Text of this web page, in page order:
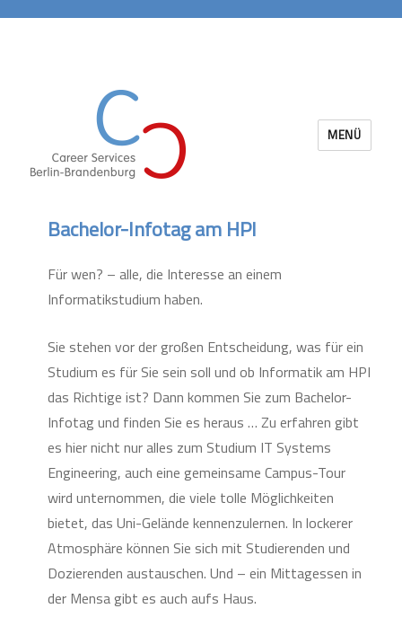
MENÜ
Bachelor-Infotag am HPI
Für wen? – alle, die Interesse an einem
Informatikstudium haben.
Sie stehen vor der großen Entscheidung, was für ein
Studium es für Sie sein soll und ob Informatik am HPI
das Richtige ist? Dann kommen Sie zum Bachelor-
Infotag und finden Sie es heraus … Zu erfahren gibt
es hier nicht nur alles zum Studium IT Systems
Engineering, auch eine gemeinsame Campus-Tour
wird unternommen, die viele tolle Möglichkeiten
bietet, das Uni-Gelände kennenzulernen. In lockerer
Atmosphäre können Sie sich mit Studierenden und
Dozierenden austauschen. Und – ein Mittagessen in
der Mensa gibt es auch aufs Haus.